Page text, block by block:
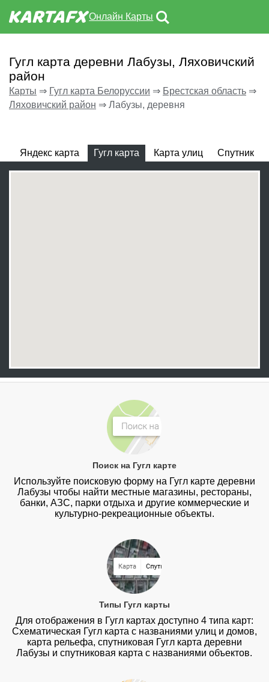
Онлайн Карты
Гугл карта деревни Лабузы, Ляховичский
район
Карты ⇒ Гугл карта Белоруссии ⇒ Брестская область ⇒
Ляховичский район ⇒ Лабузы, деревня
Яндекс карта Гугл карта Карта улиц Спутник
Поиск на Гугл карте
Используйте поисковую форму на Гугл карте деревни
Лабузы чтобы найти местные магазины, рестораны,
банки, АЗС, парки отдыха и другие коммерческие и
культурно-рекреационные объекты.
Типы Гугл карты
Для отображения в Гугл картах доступно 4 типа карт:
Схематическая Гугл карта с названиями улиц и домов,
карта рельефа, спутниковая Гугл карта деревни
Лабузы и спутниковая карта с названиями объектов.